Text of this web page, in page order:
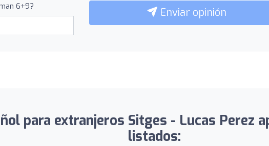
6+9? Enviar opinión
para extranjeros Sitges - Lucas Perez
listados: